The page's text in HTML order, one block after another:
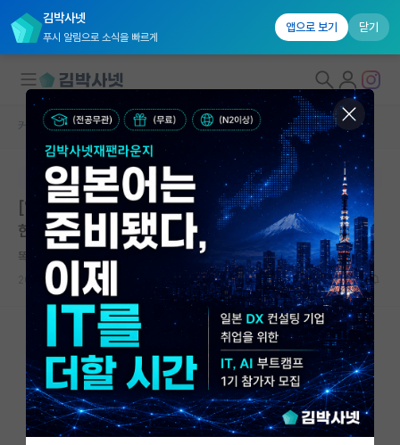
김박사넷
푸시 알림으로 소식을 빠르게
앱으로 보기 닫기
대학원생 모집
국내대학원 정보
연구실&오픈랩
커뮤니티
커뮤니티 홈
전체글보기
베스트 게시판
IF 명예의전당
자유 게시판(아무개랩)
커뮤니티 홈 대학원생 모집 게시판
본문이 수정되지 않는 박제글입니다.
[입학] 2026학년도 후기 공학대학원 신입생 모집요강 |
한양대학교 공학대학원 | 마감: 2026.05.21. 23:59
똑똑한 요하네스 케플러
2026.05.11 0